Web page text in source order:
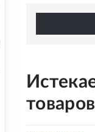
товаров